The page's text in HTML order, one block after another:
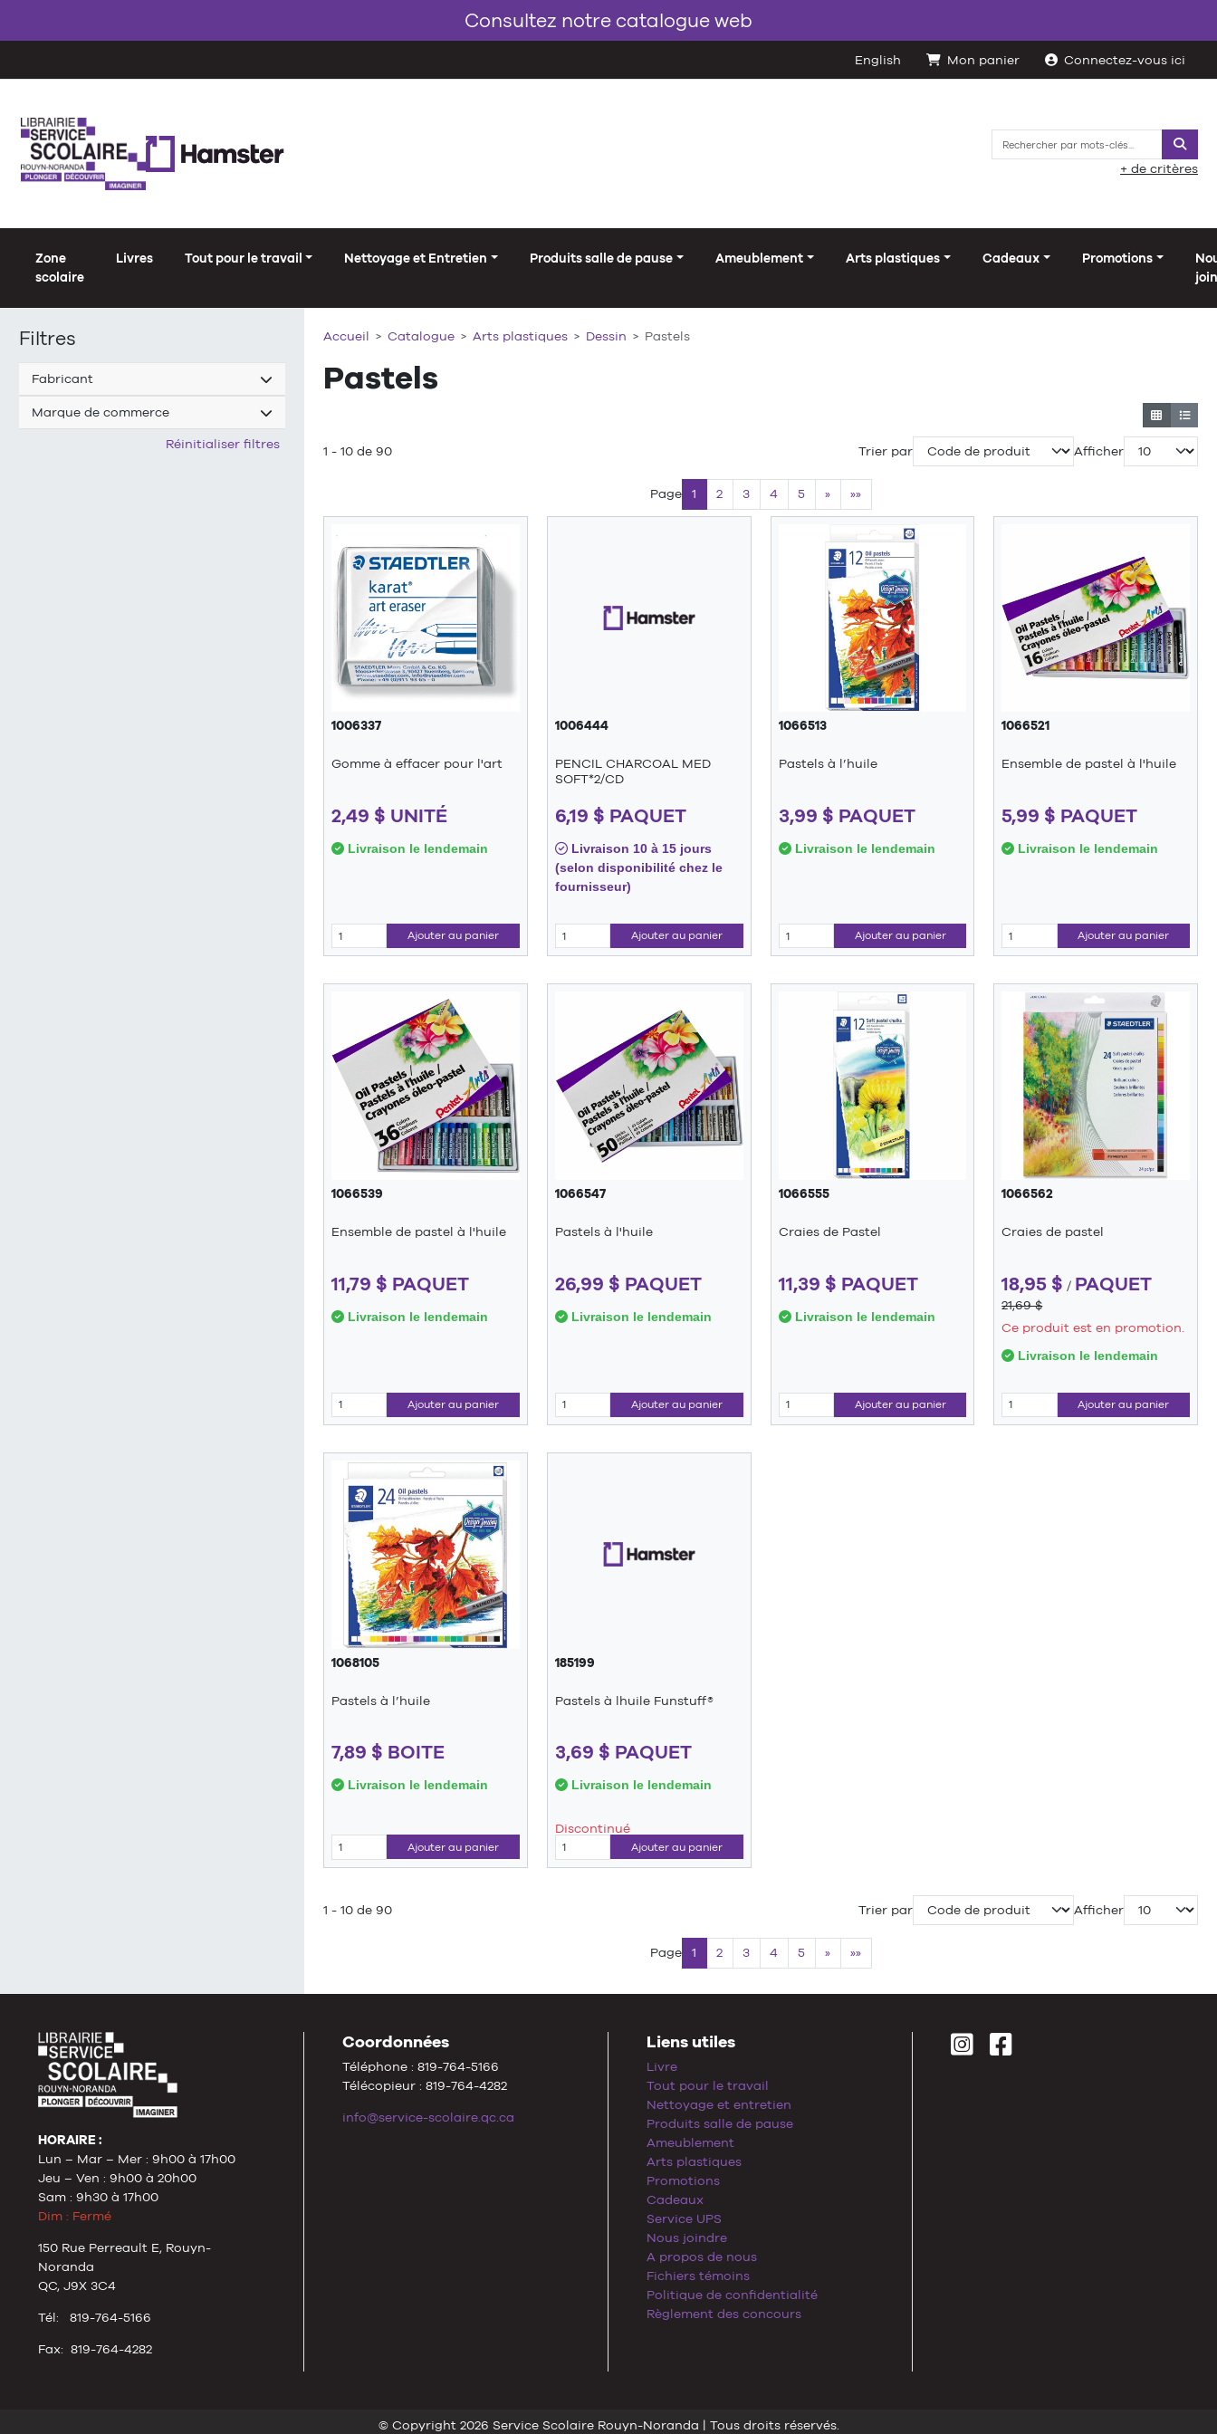
Consultez notre catalogue web
English Mon panier Connectez-vous ici
+ de critères
Zone
scolaire
Livres Tout pour le travail Nettoyage et Entretien Produits salle de pause Ameublement Arts plastiques Cadeaux Promotions
Filtres
Fabricant
Marque de commerce
Réinitialiser filtres
Accueil Catalogue Arts plastiques Dessin Pastels
Pastels
1 - 10 de 90 Trier par Afficher
Page 1 2 3 4 5 » »»
1006337
Gomme à effacer pour l'art
2,49 $ UNITÉ
Livraison le lendemain
Ajouter au panier
1006444
PENCIL CHARCOAL MED
SOFT*2/CD
6,19 $ PAQUET
Livraison 10 à 15 jours
(selon disponibilité chez le
fournisseur)
Ajouter au panier
1066513
Pastels à l’huile
3,99 $ PAQUET
Livraison le lendemain
Ajouter au panier
1066521
Ensemble de pastel à l'huile
5,99 $ PAQUET
Livraison le lendemain
Ajouter au panier
1066539
Ensemble de pastel à l'huile
11,79 $ PAQUET
Livraison le lendemain
Ajouter au panier
1066547
Pastels à l'huile
26,99 $ PAQUET
Livraison le lendemain
Ajouter au panier
1066555
Craies de Pastel
11,39 $ PAQUET
Livraison le lendemain
Ajouter au panier
1066562
Craies de pastel
18,95 $ / PAQUET
21,69 $
Ce produit est en promotion.
Livraison le lendemain
Ajouter au panier
1068105
Pastels à l’huile
7,89 $ BOITE
Livraison le lendemain
Ajouter au panier
185199
Pastels à lhuile Funstuff®
3,69 $ PAQUET
Livraison le lendemain
Discontinué
Ajouter au panier
1 - 10 de 90 Trier par Afficher
Page 1 2 3 4 5 » »»
HORAIRE :
Lun – Mar – Mer : 9h00 à 17h00
Jeu – Ven : 9h00 à 20h00
Sam : 9h30 à 17h00
Dim : Fermé
150 Rue Perreault E, Rouyn-
Noranda
QC, J9X 3C4
Tél: 819-764-5166
Fax: 819-764-4282
Coordonnées
Téléphone : 819-764-5166
Télécopieur : 819-764-4282
info@service-scolaire.qc.ca
Liens utiles
Livre
Tout pour le travail
Nettoyage et entretien
Produits salle de pause
Ameublement
Arts plastiques
Promotions
Cadeaux
Service UPS
Nous joindre
A propos de nous
Fichiers témoins
Politique de confidentialité
Règlement des concours
© Copyright 2026 Service Scolaire Rouyn-Noranda | Tous droits réservés.